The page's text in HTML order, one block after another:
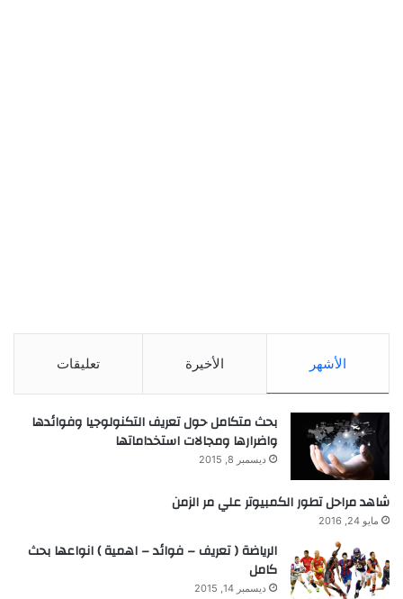
الأشهر الأخيرة تعليقات
بحث متكامل حول تعريف التكنولوجيا وفوائدها
واضرارها ومجالات استخداماتها
ديسمبر 8, 2015
شاهد مراحل تطور الكمبيوتر علي مر الزمن
مايو 24, 2016
الرياضة ( تعريف – فوائد – اهمية ) انواعها بحث
كامل
ديسمبر 14, 2015